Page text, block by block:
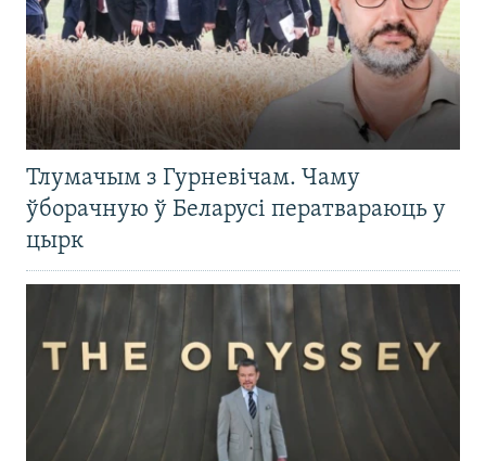
Тлумачым з Гурневічам. Чаму
ўборачную ў Беларусі ператвараюць у
цырк